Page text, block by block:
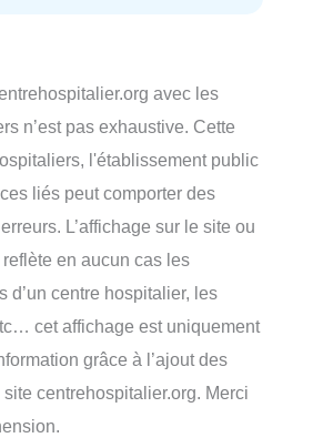
avec les
n’est pas exhaustive. Cette
l'établissement public
liés peut comporter des
L’affichage sur le site ou
en aucun cas les
d’un centre hospitalier, les
cet affichage est uniquement
grâce à l’ajout des
centrehospitalier.org. Merci